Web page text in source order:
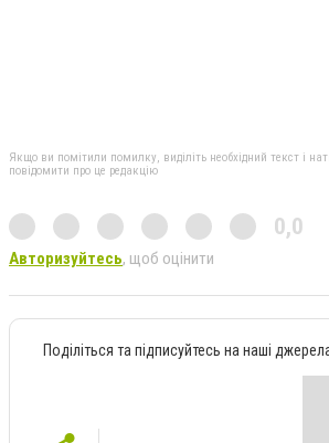
Якщо ви помітили помилку, виділіть необхідний текст і
повідомити про це редакцію
0,0
Авторизуйтесь, щоб оцінити
Поділіться та підписуйтесь на наші